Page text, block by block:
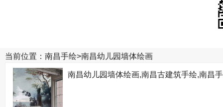
当前位置： 南昌手绘>南昌幼儿园墙体绘画
南昌幼儿园墙体绘画,南昌古建筑手绘,南昌